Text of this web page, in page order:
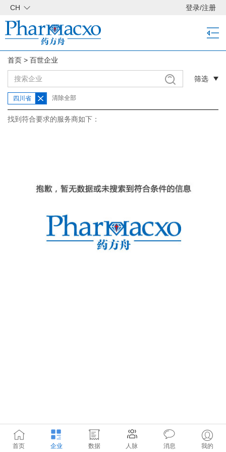
CH 登录/注册
首页 > 百世企业
筛选
四川省 清除全部
找到符合要求的服务商如下：
首页 企业 数据 人脉 消息 我的